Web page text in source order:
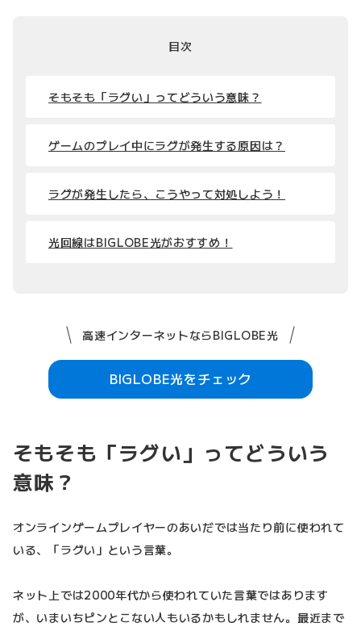
目次
そもそも「ラグい」ってどういう意味？
ゲームのプレイ中にラグが発生する原因は？
ラグが発生したら、こうやって対処しよう！
光回線はBIGLOBE光がおすすめ！
高速インターネットならBIGLOBE光
BIGLOBE光をチェック
そもそも「ラグい」ってどういう
意味？
オンラインゲームプレイヤーのあいだでは当たり前に使われて
いる、「ラグい」という言葉。
ネット上では2000年代から使われていた言葉ではあります
が、いまいちピンとこない人もいるかもしれません。最近まで